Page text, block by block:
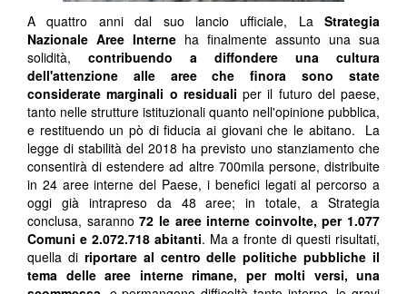
A quattro anni dal suo lancio ufficiale, La Strategia
Nazionale Aree Interne ha finalmente assunto una sua
solidità, contribuendo a diffondere una cultura
dell'attenzione alle aree che finora sono state
considerate marginali o residuali per il futuro del paese,
tanto nelle strutture istituzionali quanto nell'opinione pubblica,
e restituendo un pò di fiducia ai giovani che le abitano. La
legge di stabilità del 2018 ha previsto uno stanziamento che
consentirà di estendere ad altre 700mila persone, distribuite
in 24 aree interne del Paese, i benefici legati al percorso a
oggi già intrapreso da 48 aree; in totale, a Strategia
conclusa, saranno72 le aree interne coinvolte, per 1.077
Comuni e 2.072.718 abitanti. Ma a fronte di questi risultati,
quella di riportare al centro delle politiche pubbliche il
tema delle aree interne rimane, per molti versi, una